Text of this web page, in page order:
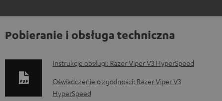
Pobieranie i obsługa techniczna
D
o
k
Instrukcje obsługi: Razer Viper V3 HyperSpeed
Oświadczenie o zgodności: Razer Viper V3
HyperSpeed